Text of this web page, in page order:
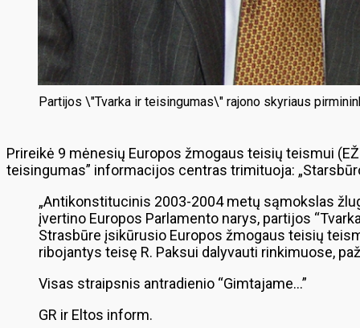
Partijos \"Tvarka ir teisingumas\" rajono skyriaus
Prireikė 9 mėnesių Europos žmogaus teisių teismui
teisingumas” informacijos centras trimituoja:
„Antikonstitucinis 2003-2004 metų sąmokslas
įvertino Europos Parlamento narys, partijos
Strasbūre įsikūrusio Europos žmogaus teisių
ribojantys teisę R. Paksui dalyvauti rinkimuose,
Visas straipsnis antradienio “Gimtajame…”
GR ir Eltos inform.